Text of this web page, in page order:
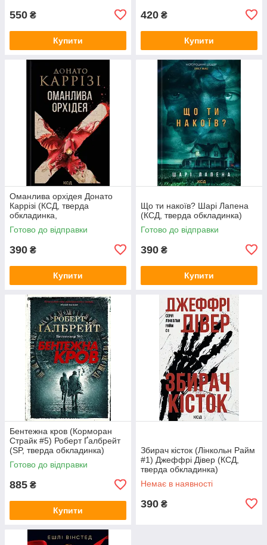
550 ₴
Купити
420 ₴
Купити
Оманлива орхідея Донато
Каррізі (КСД, тверда
обкладинка,
суперобкладинка)
Готово до відправки
390 ₴
Купити
Що ти накоїв? Шарі Лапена
(КСД, тверда обкладинка)
Готово до відправки
390 ₴
Купити
Бентежна кров (Корморан
Страйк #5) Роберт Ґалбрейт
(SP, тверда обкладинка)
Готово до відправки
885 ₴
Купити
Збирач кісток (Лінкольн Райм
#1) Джеффрі Дівер (КСД,
тверда обкладинка)
Немає в наявності
390 ₴